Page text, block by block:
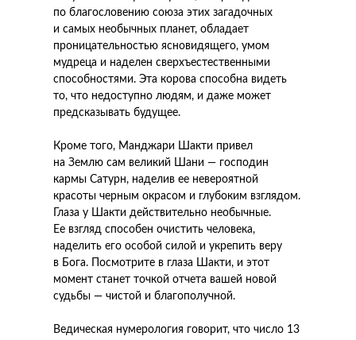
по благословению союза этих загадочных
и самых необычных планет, обладает
проницательностью ясновидящего, умом
мудреца и наделен сверхъестественными
способностями. Эта корова способна видеть
то, что недоступно людям, и даже может
предсказывать будущее.
Кроме того, Манджари Шакти привел
на Землю сам великий Шани — господин
кармы Сатурн, наделив ее невероятной
красоты черным окрасом и глубоким взглядом.
Глаза у Шакти действительно необычные.
Ее взгляд способен очистить человека,
наделить его особой силой и укрепить веру
в Бога. Посмотрите в глаза Шакти, и этот
момент станет точкой отчета вашей новой
судьбы — чистой и благополучной.
Ведическая нумерология говорит, что число 13